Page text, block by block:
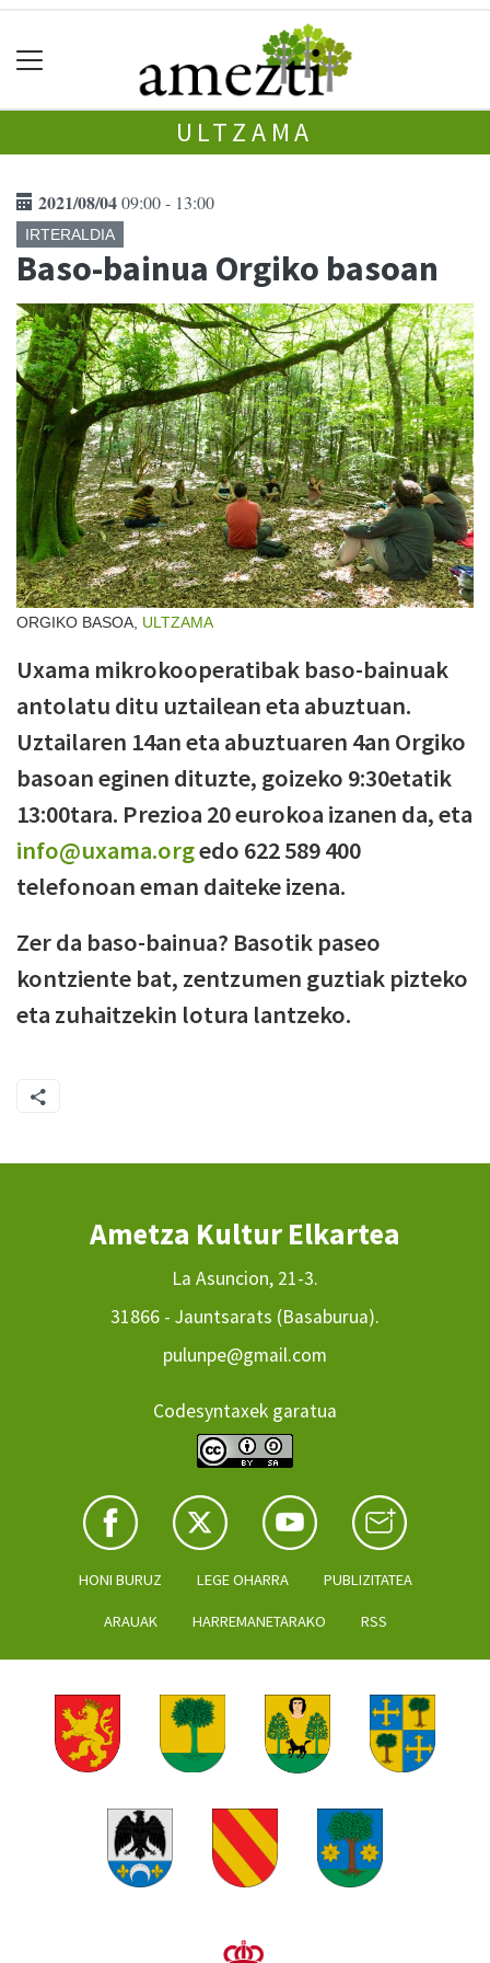
ULTZAMA
2021/08/0409:00 - 13:00
IRTERALDIA
Baso-bainua Orgiko basoan
ORGIKO BASOA, ULTZAMA
Uxama mikrokooperatibak baso-bainuak
antolatu ditu uztailean eta abuztuan.
Uztailaren 14an eta abuztuaren 4an Orgiko
basoan eginen dituzte, goizeko 9:30etatik
13:00tara. Prezioa 20 eurokoa izanen da, eta
info@uxama.orgedo 622 589 400
telefonoan eman daiteke izena.
Zer da baso-bainua? Basotik paseo
kontziente bat, zentzumen guztiak pizteko
eta zuhaitzekin lotura lantzeko.
Ametza Kultur Elkartea
La Asuncion, 21-3.
31866 - Jauntsarats (Basaburua).
pulunpe@gmail.com
Codesyntaxek garatua
HONI BURUZ LEGE OHARRA PUBLIZITATEA
ARAUAK HARREMANETARAKO RSS